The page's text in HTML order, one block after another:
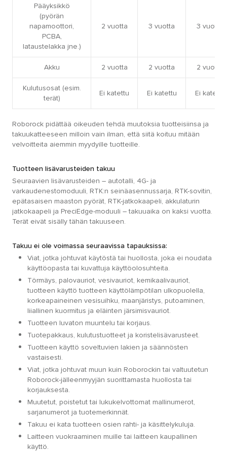
Pääyksikkö
(pyörän
napamoottori,
PCBA,
lataustelakka jne.)
2 vuotta 3 vuotta 3 vuotta
Akku 2 vuotta 2 vuotta
2 vuotta
Kulutusosat (esim.
terät)
Ei katettu Ei katettu Ei katettu
Roborock pidättää oikeuden tehdä muutoksia tuotteisiinsa ja
takuukatteeseen milloin vain ilman, että siitä koituu mitään
velvoitteita aiemmin myydyille tuotteille.
Tuotteen lisävarusteiden takuu
Seuraavien lisävarusteiden – autotalli, 4G- ja
varkaudenestomoduuli, RTK:n seinäasennussarja, RTK-sovitin,
epätasaisen maaston pyörät, RTK-jatkokaapeli, akkulaturin
jatkokaapeli ja PreciEdge-moduuli – takuuaika on kaksi vuotta.
Terät eivät sisälly tähän takuuseen.
Takuu ei ole voimassa seuraavissa tapauksissa:
Viat, jotka johtuvat käytöstä tai huollosta, joka ei noudata
käyttöopasta tai kuvattuja käyttöolosuhteita.
Törmäys, palovauriot, vesivauriot, kemikaalivauriot,
tuotteen käyttö tuotteen käyttölämpötilan ulkopuolella,
korkeapaineinen vesisuihku, maanjäristys, putoaminen,
liiallinen kuormitus ja eläinten järsimisvauriot.
Tuotteen luvaton muuntelu tai korjaus.
Tuotepakkaus, kulutustuotteet ja koristelisävarusteet.
Tuotteen käyttö soveltuvien lakien ja säännösten
vastaisesti.
Viat, jotka johtuvat muun kuin Roborockin tai valtuutetun
Roborock-jälleenmyyjän suorittamasta huollosta tai
korjauksesta.
Muutetut, poistetut tai lukukelvottomat mallinumerot,
sarjanumerot ja tuotemerkinnät.
Takuu ei kata tuotteen osien rahti- ja käsittelykuluja.
Laitteen vuokraaminen muille tai laitteen kaupallinen
käyttö.